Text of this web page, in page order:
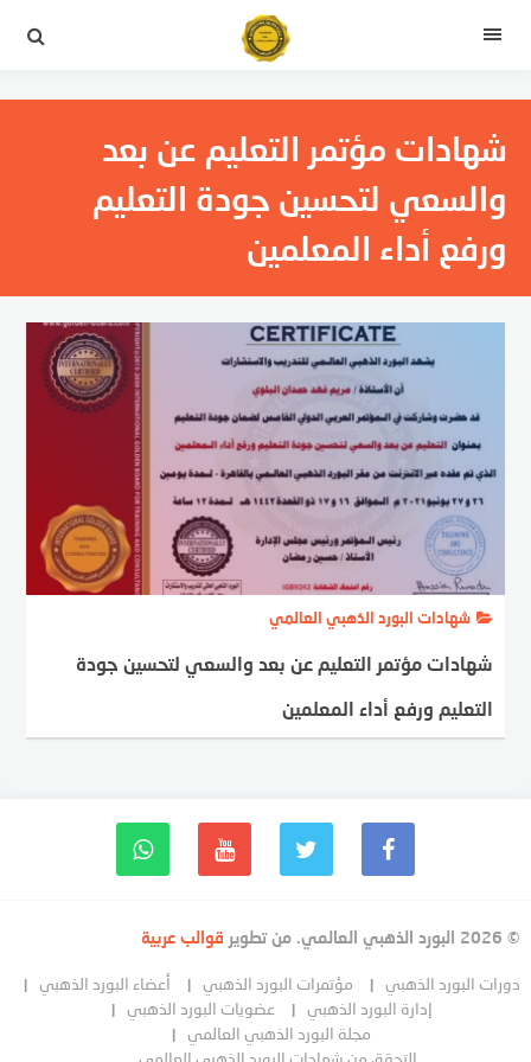
القائمة
شهادات مؤتمر التعليم عن بعد
والسعي لتحسين جودة التعليم
ورفع أداء المعلمين
شهادات البورد الذهبي العالمي
شهادات مؤتمر التعليم عن بعد والسعي لتحسين جودة
التعليم ورفع أداء المعلمين
© 2026 البورد الذهبي العالمي. من تطوير قوالب عربية
دورات البورد الذهبي مؤتمرات البورد الذهبي
أعضاء البورد الذهبي
إدارة البورد الذهبي
عضويات البورد الذهبي
مجلة البورد الذهبي العالمي
التحقق من شهادات البورد الذهبي العالمي